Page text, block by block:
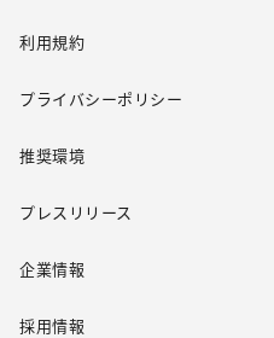
利用規約
プライバシーポリシー
推奨環境
プレスリリース
企業情報
採用情報